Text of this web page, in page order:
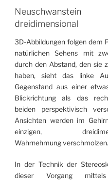
Neuschwanstein
dreidimensional
3D-Abbildungen folgen dem
natürlichen Sehens mit
durch den Abstand, den sie
haben, sieht das linke
Gegenstand aus einer
Blickrichtung als das
beiden perspektivisch
Ansichten werden im
einzigen,
Wahrnehmung verschmolzen.
In der Technik der
dieser Vorgang